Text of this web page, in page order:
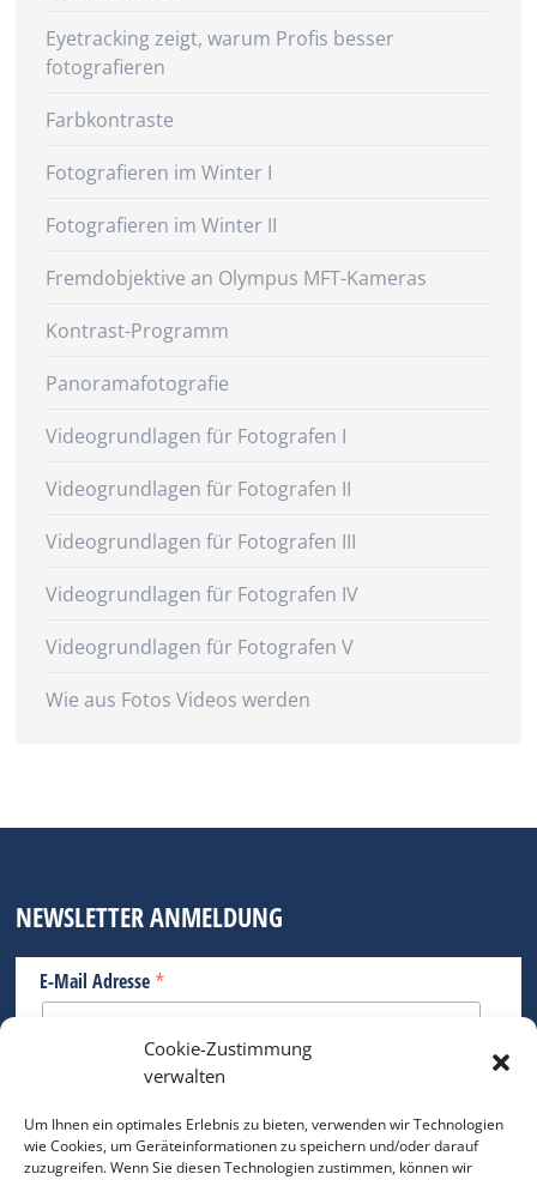
Cookie-Zustimmung
verwalten
Um Ihnen ein optimales Erlebnis zu bieten, verwenden wir Technologien
wie Cookies, um Geräteinformationen zu speichern und/oder darauf
zuzugreifen. Wenn Sie diesen Technologien zustimmen, können wir
Eyetracking zeigt, warum Profis besser
fotografieren
Farbkontraste
Fotografieren im Winter I
Fotografieren im Winter II
Fremdobjektive an Olympus MFT-Kameras
Kontrast-Programm
Panoramafotografie
Videogrundlagen für Fotografen I
Videogrundlagen für Fotografen II
Videogrundlagen für Fotografen III
Videogrundlagen für Fotografen IV
Videogrundlagen für Fotografen V
Wie aus Fotos Videos werden
NEWSLETTER ANMELDUNG
E-Mail Adresse *
Bitte geben Sie Ihre E-Mail Adresse ein.
*